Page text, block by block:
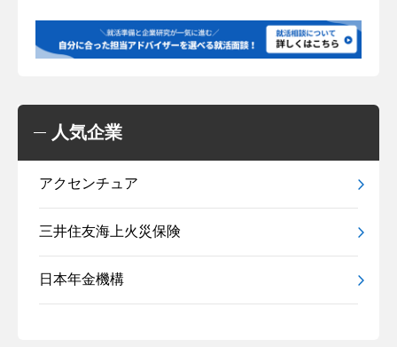
人気企業
アクセンチュア
三井住友海上火災保険
日本年金機構